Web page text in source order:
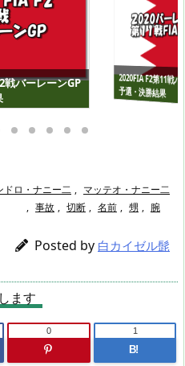
戦バーレーンGP
2020FIA F2第11戦
予選・決勝結果
ドロ・ナニー二 , マッテオ・ナニー二
, 事故 , 切断 , 名前 , 甥 , 腕
Posted by 白カイゼル髭
ます
0
B!
1